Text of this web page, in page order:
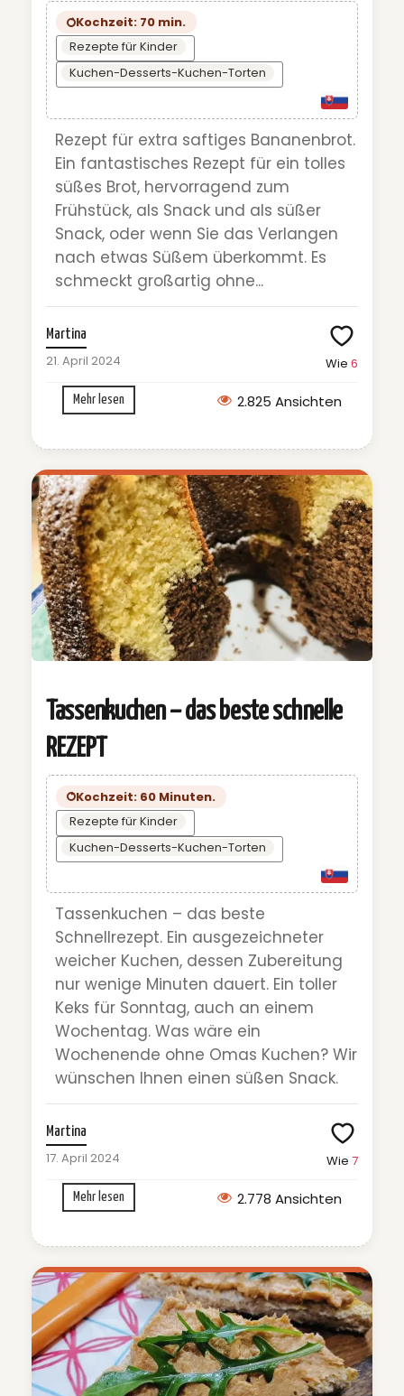
Kochzeit: 70 min.
Rezepte für Kinder
Kuchen-Desserts-Kuchen-Torten
Rezept für extra saftiges Bananenbrot.
Ein fantastisches Rezept für ein tolles
süßes Brot, hervorragend zum
Frühstück, als Snack und als süßer
Snack, oder wenn Sie das Verlangen
nach etwas Süßem überkommt. Es
schmeckt großartig ohne...
Martina
21. April 2024 Wie 6
Mehr lesen 2.825 Ansichten
Tassenkuchen – das beste schnelle
REZEPT
Kochzeit: 60 Minuten.
Rezepte für Kinder
Kuchen-Desserts-Kuchen-Torten
Tassenkuchen – das beste
Schnellrezept. Ein ausgezeichneter
weicher Kuchen, dessen Zubereitung
nur wenige Minuten dauert. Ein toller
Keks für Sonntag, auch an einem
Wochentag. Was wäre ein
Wochenende ohne Omas Kuchen? Wir
wünschen Ihnen einen süßen Snack.
Martina
17. April 2024 Wie 7
Mehr lesen 2.778 Ansichten